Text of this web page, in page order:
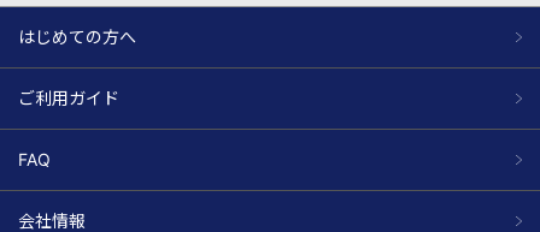
はじめての方へ
ご利用ガイド
FAQ
会社情報